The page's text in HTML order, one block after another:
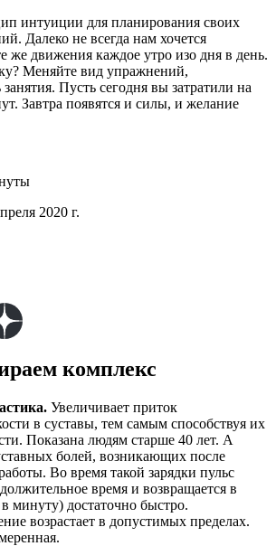
интуиции для планирования своих
Далеко не всегда нам хочется
же движения каждое утро изо дня в день.
Меняйте вид упражнений,
Пусть сегодня вы затратили на
Завтра появятся и силы, и желание
2020 г.
комплекс
Увеличивает приток
в суставы, тем самым способствуя их
Показана людям старше 40 лет. А
болей, возникающих после
Во время такой зарядки пульс
время и возвращается в
минуту) достаточно быстро.
возрастает в допустимых пределах.